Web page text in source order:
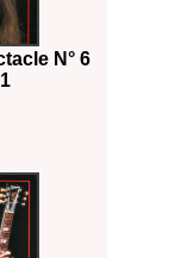
N° 6